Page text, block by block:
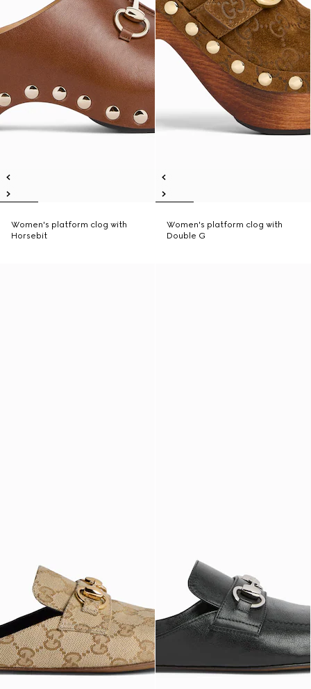
Women's platform clog with
Horsebit
Women's platform clog with
Double G